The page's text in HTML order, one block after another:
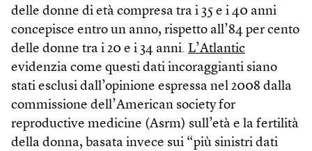
delle donne di età compresa tra i 35 e i 40 anni
concepisce entro un anno, rispetto all’84 per cento
delle donne tra i 20 e i 34 anni. L’Atlantic
evidenzia come questi dati incoraggianti siano
stati esclusi dall’opinione espressa nel 2008 dalla
commissione dell’American society for
reproductive medicine (Asrm) sull’età e la fertilità
della donna, basata invece sui “più sinistri dati